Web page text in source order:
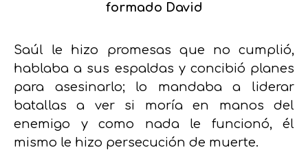
formado David
Saúl le hizo promesas que no cumplió,
hablaba a sus espaldas y concibió planes
para asesinarlo; lo mandaba a liderar
batallas a ver si moría en manos del
enemigo y como nada le funcionó, él
mismo le hizo persecución de muerte.